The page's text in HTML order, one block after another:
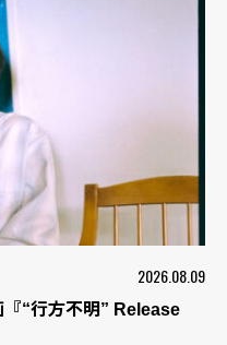
2026.08.09
“行方不明” Release